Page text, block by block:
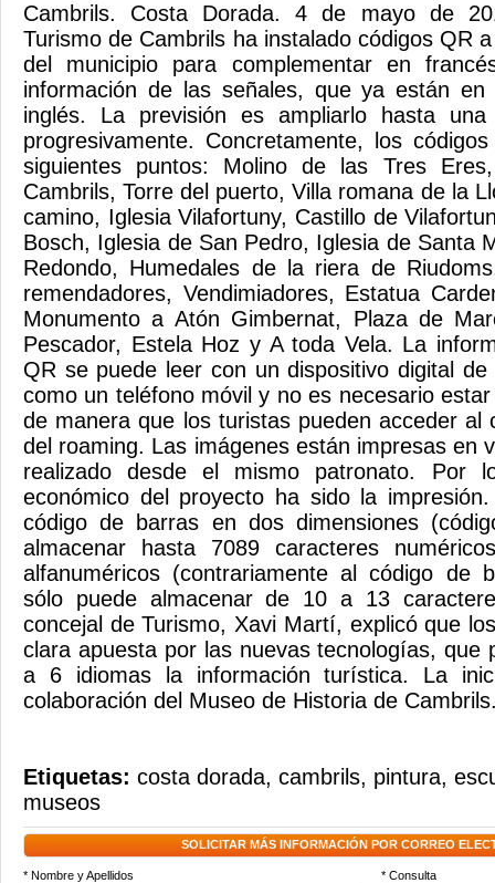
Cambrils. Costa Dorada. 4 de mayo de
Turismo de Cambrils ha instalado códigos QR
del municipio para complementar en
información de las señales, que ya están en
inglés. La previsión es ampliarlo hasta
progresivamente. Concretamente, los
siguientes puntos: Molino de las Tres
Cambrils, Torre del puerto, Villa romana de la
camino, Iglesia Vilafortuny, Castillo de
Bosch, Iglesia de San Pedro, Iglesia de Santa
Redondo, Humedales de la riera de
remendadores, Vendimiadores, Estatua
Monumento a Atón Gimbernat, Plaza de
Pescador, Estela Hoz y A toda Vela. La
QR se puede leer con un dispositivo digital
como un teléfono móvil y no es necesario
de manera que los turistas pueden acceder al
del roaming. Las imágenes están impresas en
realizado desde el mismo patronato. Por
económico del proyecto ha sido la
código de barras en dos dimensiones
almacenar hasta 7089 caracteres
alfanuméricos (contrariamente al código de
sólo puede almacenar de 10 a 13
concejal de Turismo, Xavi Martí, explicó que
clara apuesta por las nuevas tecnologías, que
a 6 idiomas la información turística. La
colaboración del Museo de Historia de
Etiquetas: costa dorada, cambrils, pintura,
museos
SOLICITAR MÁS INFORMACIÓN POR CORREO
* Nombre y Apellidos * Consulta